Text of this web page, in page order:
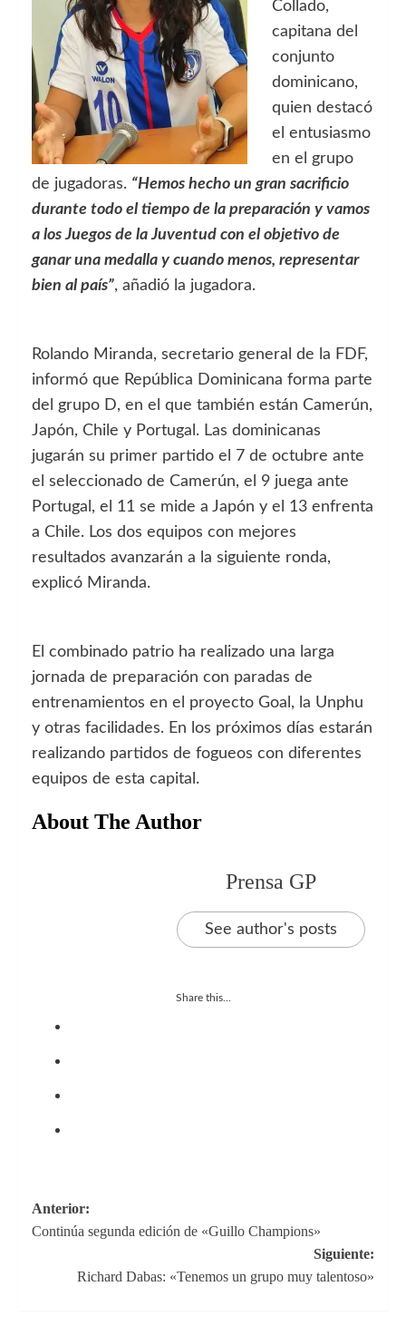
Collado,
capitana del
conjunto
dominicano,
quien destacó
el entusiasmo
en el grupo
de jugadoras. “Hemos hecho un gran sacrificio
durante todo el tiempo de la preparación y vamos
a los Juegos de la Juventud con el objetivo de
ganar una medalla y cuando menos, representar
bien al país”, añadió la jugadora.
Rolando Miranda, secretario general de la FDF,
informó que República Dominicana forma parte
del grupo D, en el que también están Camerún,
Japón, Chile y Portugal. Las dominicanas
jugarán su primer partido el 7 de octubre ante
el seleccionado de Camerún, el 9 juega ante
Portugal, el 11 se mide a Japón y el 13 enfrenta
a Chile. Los dos equipos con mejores
resultados avanzarán a la siguiente ronda,
explicó Miranda.
El combinado patrio ha realizado una larga
jornada de preparación con paradas de
entrenamientos en el proyecto Goal, la Unphu
y otras facilidades. En los próximos días estarán
realizando partidos de fogueos con diferentes
equipos de esta capital.
About The Author
Prensa GP
See author's posts
Share this...
Navegación
de
entradas
Anterior:
Continúa segunda edición de «Guillo Champions»
Siguiente:
Richard Dabas: «Tenemos un grupo muy talentoso»